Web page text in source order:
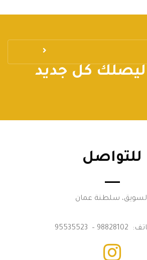
كل جديد
للتواصل
سلطنة عمان
– 95535523